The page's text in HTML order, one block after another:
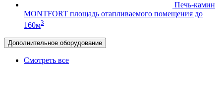
Печь-камин
MONTFORT площадь отапливаемого помещения до
160м3
Дополнительное оборудование
Смотреть все